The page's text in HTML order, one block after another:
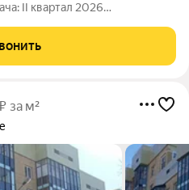
II квартал 2026
Высота потолков: до 2,75 м
А Количество
за м²